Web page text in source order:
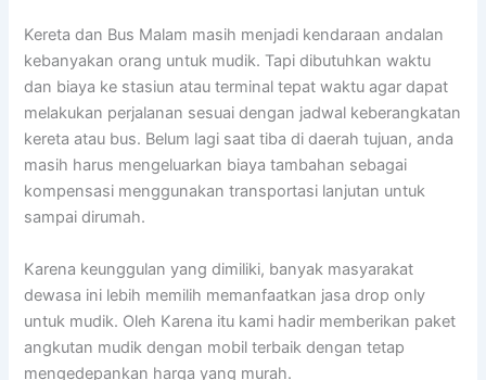
Kereta dan Bus Malam masih menjadi kendaraan andalan
kebanyakan orang untuk mudik. Tapi dibutuhkan waktu
dan biaya ke stasiun atau terminal tepat waktu agar dapat
melakukan perjalanan sesuai dengan jadwal keberangkatan
kereta atau bus. Belum lagi saat tiba di daerah tujuan, anda
masih harus mengeluarkan biaya tambahan sebagai
kompensasi menggunakan transportasi lanjutan untuk
sampai dirumah.
Karena keunggulan yang dimiliki, banyak masyarakat
dewasa ini lebih memilih memanfaatkan jasa drop only
untuk mudik. Oleh Karena itu kami hadir memberikan paket
angkutan mudik dengan mobil terbaik dengan tetap
mengedepankan harga yang murah.